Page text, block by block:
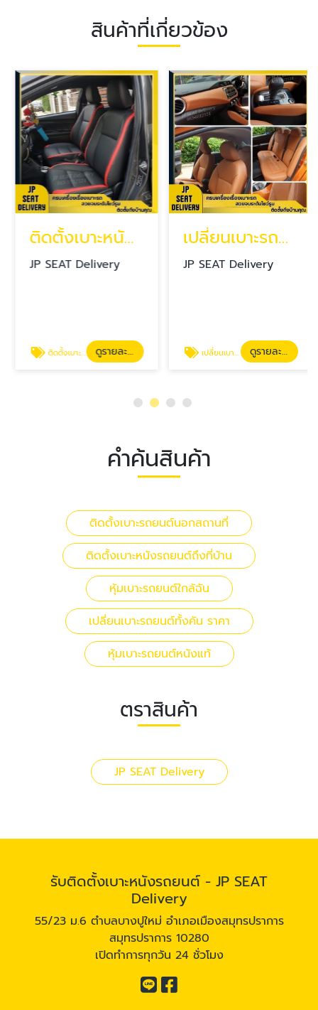
สินค้าที่เกี่ยวข้อง
ติดตั้งเบาะหนังรถยนต์ถึงที่บ้าน
JP SEAT Delivery
ติดตั้งเบาะหนังรถยนต์ถึงที่บ้าน ดูรายละเอียด
เปลี่ยนเบาะรถยนต์ทั้งคัน ราคา
JP SEAT Delivery
เปลี่ยนเบาะรถยนต์ทั้งคัน ราคา ดูรายละเอียด
คำค้นสินค้า
ติดตั้งเบาะรถยนต์นอกสถานที่
ติดตั้งเบาะหนังรถยนต์ถึงที่บ้าน
หุ้มเบาะรถยนต์ใกล้ฉัน
เปลี่ยนเบาะรถยนต์ทั้งคัน ราคา
หุ้มเบาะรถยนต์หนังแท้
ตราสินค้า
JP SEAT Delivery
รับติดตั้งเบาะหนังรถยนต์ - JP SEAT
Delivery
55/23 ม.6 ตำบลบางปูใหม่ อำเภอเมืองสมุทรปราการ
สมุทรปราการ 10280
เปิดทำการทุกวัน 24 ชั่วโมง